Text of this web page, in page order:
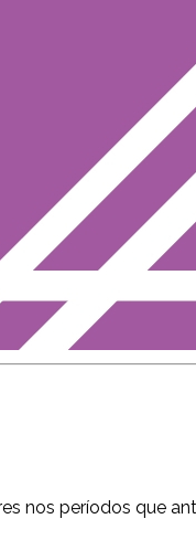
nos períodos que